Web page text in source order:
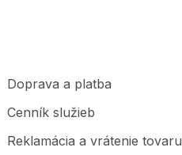
Doprava a platba
Cenník služieb
Reklamácia a vrátenie tovaru